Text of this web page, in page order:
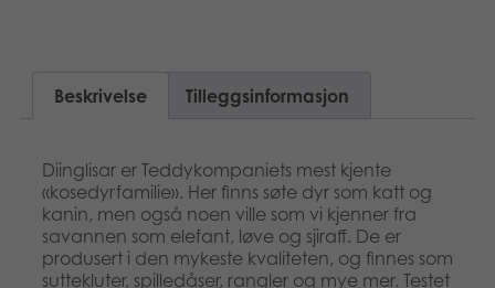
Beskrivelse Tilleggsinformasjon
Diinglisar er Teddykompaniets mest kjente
«kosedyrfamilie». Her finns søte dyr som katt og
kanin, men også noen ville som vi kjenner fra
savannen som elefant, løve og sjiraff. De er
produsert i den mykeste kvaliteten, og finnes som
suttekluter, spilledåser, rangler og mye mer. Testet